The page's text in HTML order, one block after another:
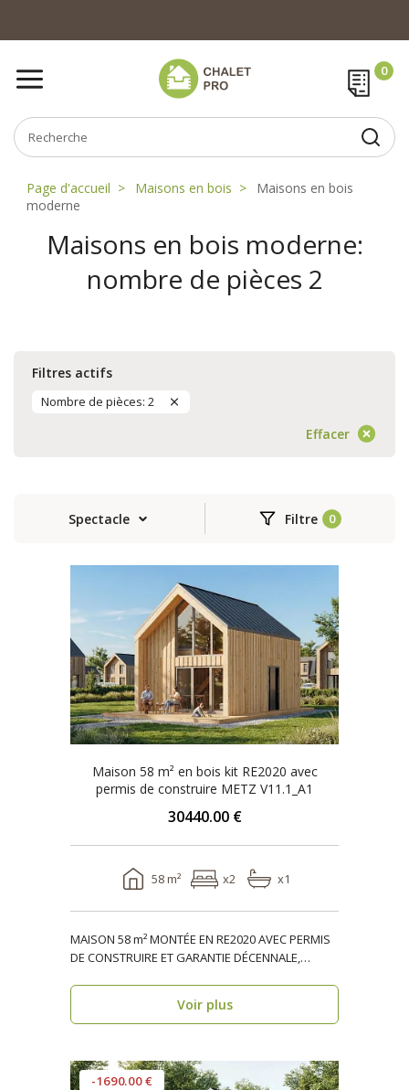
Page d'accueil Maisons en bois
Maisons en bois
moderne
Maisons en bois moderne:
nombre de pièces 2
Filtres actifs
Nombre de pièces: 2
Effacer
Spectacle Filtre
Maison 58 m² en bois kit RE2020 avec
permis de construire METZ V11.1_A1
30440.00 €
58 m² x2 x1
MAISON 58 m² MONTÉE EN RE2020 AVEC PERMIS
DE CONSTRUIRE ET GARANTIE DÉCENNALE,
Voir plus
-1690.00 €